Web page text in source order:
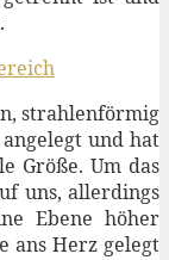
strahlenförmig
und hat
Größe. Um das
uns, allerdings
Ebene höher
ans Herz gelegt